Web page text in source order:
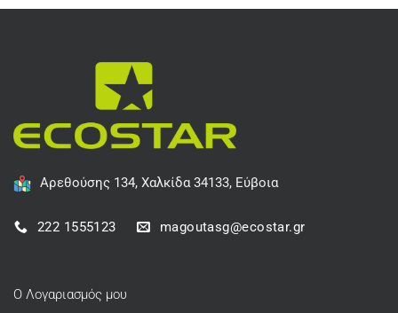
Αρεθούσης 134, Χαλκίδα 34133, Εύβοια
222 1555123 magoutasg@ecostar.gr
Ο Λογαριασμός μου